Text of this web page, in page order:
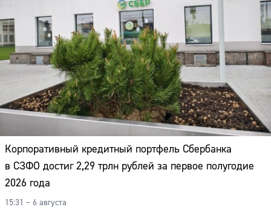
Корпоративный кредитный портфель Сбербанка
в СЗФО достиг 2,29 трлн рублей за первое полугодие
2026 года
15:31 – 6 августа